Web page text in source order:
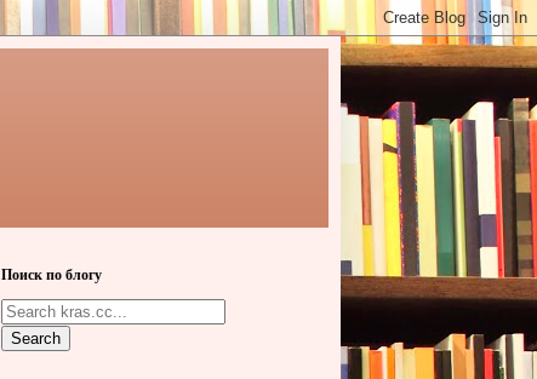
Поиск по блогу
Search